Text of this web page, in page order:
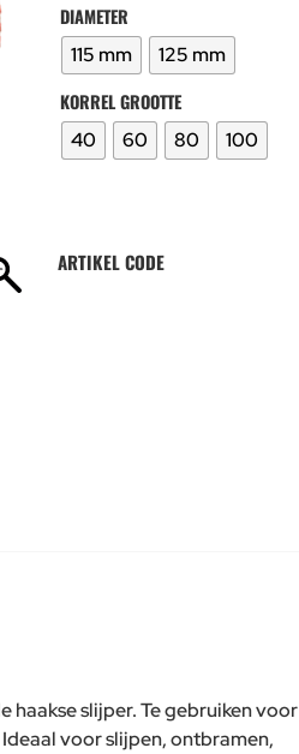
DIAMETER
115 mm
125 mm
KORREL GROOTTE
40
60 80 100
ARTIKEL CODE
haakse slijper. Te gebruiken voor
voor slijpen, ontbramen,